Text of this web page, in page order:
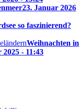
23. Januar 2026
so faszinierend?
Weihnachten in
2025 - 11:43